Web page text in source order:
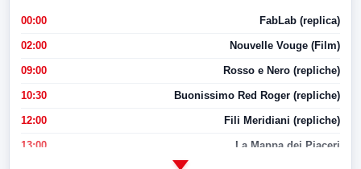
00:00 FabLab (replica)
02:00 Nouvelle Vouge (Film)
09:00 Rosso e Nero (repliche)
10:30 Buonissimo Red Roger (repliche)
12:00 Fili Meridiani (repliche)
13:00 La Mappa dei Piaceri